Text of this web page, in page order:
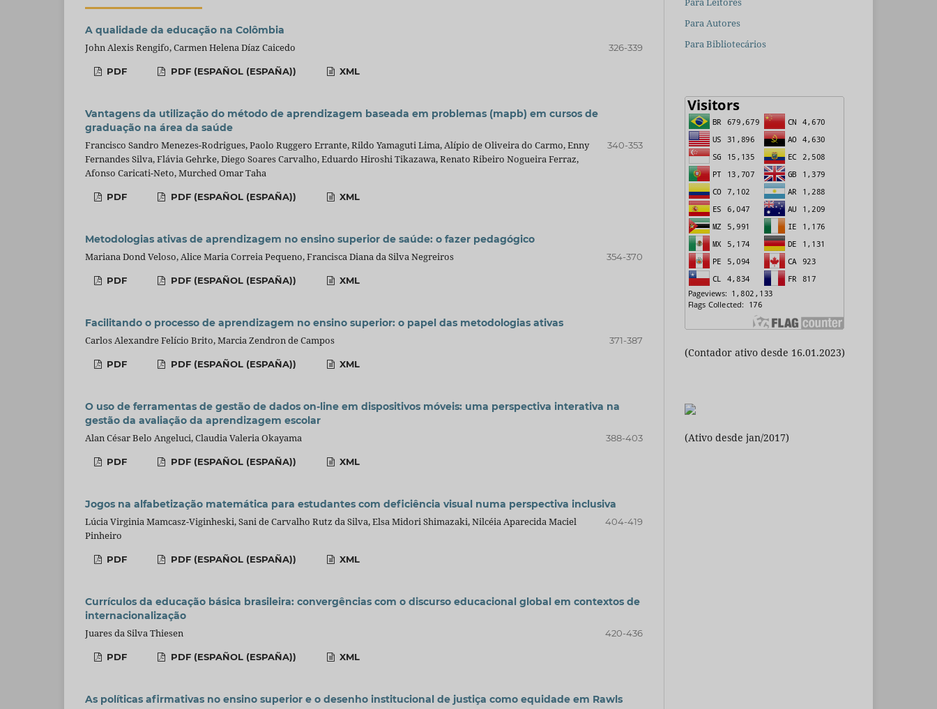
A qualidade da educação na Colômbia
John Alexis Rengifo, Carmen Helena Díaz Caicedo
326-339
PDF PDF (ESPAÑOL (ESPAÑA)) XML
Vantagens da utilização do método de aprendizagem baseada em problemas (mapb) em cursos de
graduação na área da saúde
Francisco Sandro Menezes-Rodrigues, Paolo Ruggero Errante, Rildo Yamaguti Lima, Alípio de Oliveira do Carmo, Enny
Fernandes Silva, Flávia Gehrke, Diego Soares Carvalho, Eduardo Hiroshi Tikazawa, Renato Ribeiro Nogueira Ferraz,
Afonso Caricati-Neto, Murched Omar Taha
340-353
PDF PDF (ESPAÑOL (ESPAÑA)) XML
Metodologias ativas de aprendizagem no ensino superior de saúde: o fazer pedagógico
Mariana Dond Veloso, Alice Maria Correia Pequeno, Francisca Diana da Silva Negreiros
354-370
PDF PDF (ESPAÑOL (ESPAÑA)) XML
Facilitando o processo de aprendizagem no ensino superior: o papel das metodologias ativas
Carlos Alexandre Felício Brito, Marcia Zendron de Campos
371-387
PDF PDF (ESPAÑOL (ESPAÑA)) XML
O uso de ferramentas de gestão de dados on-line em dispositivos móveis: uma perspectiva interativa na
gestão da avaliação da aprendizagem escolar
Alan César Belo Angeluci, Claudia Valeria Okayama
388-403
PDF PDF (ESPAÑOL (ESPAÑA)) XML
Jogos na alfabetização matemática para estudantes com deficiência visual numa perspectiva inclusiva
Lúcia Virginia Mamcasz-Viginheski, Sani de Carvalho Rutz da Silva, Elsa Midori Shimazaki, Nilcéia Aparecida Maciel
Pinheiro
404-419
PDF PDF (ESPAÑOL (ESPAÑA)) XML
Currículos da educação básica brasileira: convergências com o discurso educacional global em contextos de
internacionalização
Juares da Silva Thiesen
420-436
PDF PDF (ESPAÑOL (ESPAÑA)) XML
As políticas afirmativas no ensino superior e o desenho institucional de justiça como equidade em Rawls
Para Autores
Para Bibliotecários
(Contador ativo desde 16.01.2023)
(Ativo desde jan/2017)